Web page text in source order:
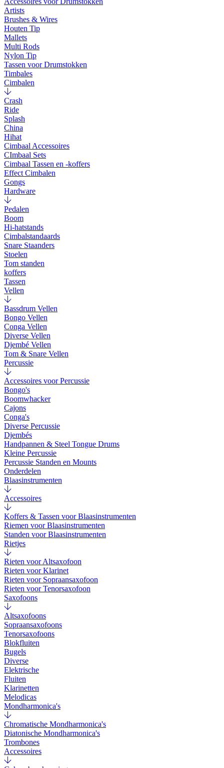
Artists
Brushes & Wires
Houten Tip
Mallets
Multi Rods
Nylon Tip
Tassen voor Drumstokken
Timbales
Cimbalen
Crash
Ride
Splash
China
Hihat
Cimbaal Accessoires
CImbaal Sets
Cimbaal Tassen en -koffers
Effect Cimbalen
Gongs
Hardware
Pedalen
Boom
Hi-hatstands
Cimbalstandaards
Snare Staanders
Stoelen
Tom standen
koffers
Tassen
Vellen
Bassdrum Vellen
Bongo Vellen
Conga Vellen
Diverse Vellen
Djembé Vellen
Tom & Snare Vellen
Percussie
Accessoires voor Percussie
Bongo's
Boomwhacker
Cajons
Conga's
Diverse Percussie
Djembés
Handpannen & Steel Tongue Drums
Kleine Percussie
Percussie Standen en Mounts
Onderdelen
Blaasinstrumenten
Accessoires
Koffers & Tassen voor Blaasinstrumenten
Riemen voor Blaasinstrumenten
Standen voor Blaasinstrumenten
Rietjes
Rieten voor Altsaxofoon
Rieten voor Klarinet
Rieten voor Sopraansaxofoon
Rieten voor Tenorsaxofoon
Saxofoons
Altsaxofoons
Sopraansaxofoons
Tenorsaxofoons
Blokfluiten
Bugels
Diverse
Elektrische
Fluiten
Klarinetten
Melodicas
Mondharmonica's
Chromatische Mondharmonica's
Diatonische Mondharmonica's
Trombones
Accessoires